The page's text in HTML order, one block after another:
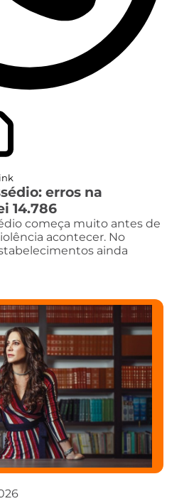
erros na
14.786
começa muito antes de
acontecer. No
ainda